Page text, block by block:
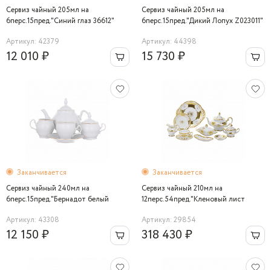
Сервиз чайный 205мл на
6перс.15пред."Синий глаз 36612"
Артикул: 42379
12 010 ₽
Сервиз чайный 205мл на
6перс.15пред."Дикий Лопух Z023011"
Артикул: 44398
15 730 ₽
Заканчивается
Сервиз чайный 240мл на
6перс.15пред."Бернадот белый
Артикул: 43308
12 150 ₽
Заканчивается
Сервиз чайный 210мл на
12перс.54пред."Кленовый лист
Артикул: 29854
318 430 ₽